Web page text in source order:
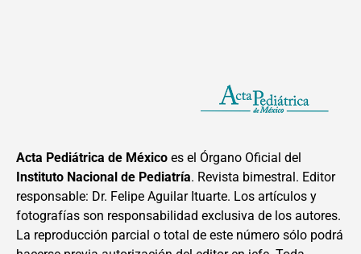
Acta Pediátrica de México es el Órgano Oficial del
Instituto Nacional de Pediatría. Revista bimestral. Editor
responsable: Dr. Felipe Aguilar Ituarte. Los artículos y
fotografías son responsabilidad exclusiva de los autores.
La reproducción parcial o total de este número sólo podrá